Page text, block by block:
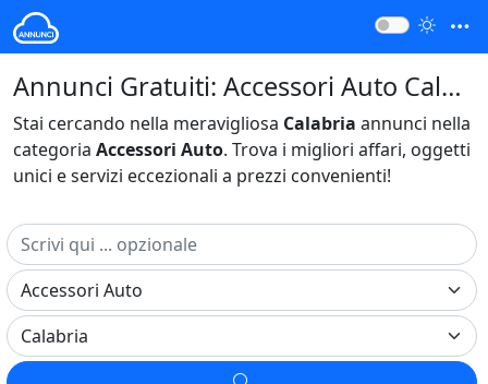
Annunci Gratuiti: Accessori Auto Calabria Italia
Stai cercando nella meravigliosa Calabria annunci nella
categoria Accessori Auto. Trova i migliori affari, oggetti
unici e servizi eccezionali a prezzi convenienti!